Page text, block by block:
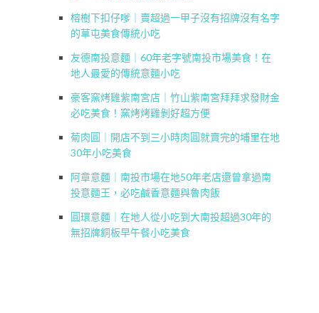
榕樹下扣仔嗲｜賣超過一甲子沒有招牌沒有名字
的草屯美食傳統小吃
友德南投意麵｜60年老字號南投市場美食！在
地人最愛的傳統意麵小吃
豪客窯烤雞紫南宮店｜竹山紫南宮拜拜求發財金
必吃美食！窯烤烤雞剝好超方便
菊肉圓｜開店不到三小時肉圓就賣完的埔里在地
30年小吃美食
阿章意麵｜南投市場在地50年老店還曾拿過南
投意麵王，必吃鹹香意麵與魯肉飯
圓環意麵｜在地人從小吃到大南投超過30年的
無招牌銅板早午餐小吃美食